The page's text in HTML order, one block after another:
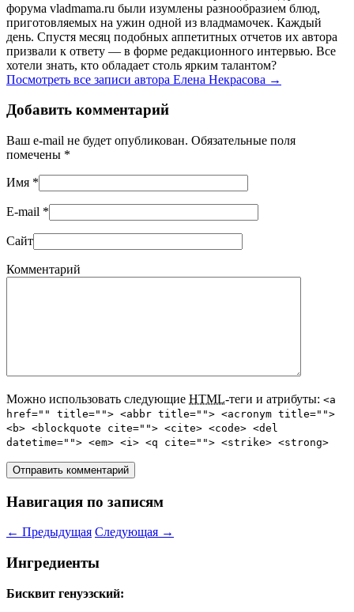
форума vladmama.ru были изумлены разнообразием блюд,
приготовляемых на ужин одной из владмамочек. Каждый
день. Спустя месяц подобных аппетитных отчетов их автора
призвали к ответу — в форме редакционного интервью. Все
хотели знать, кто обладает столь ярким талантом?
Посмотреть все записи автора Елена Некрасова →
Добавить комментарий
Ваш e-mail не будет опубликован. Обязательные поля
помечены *
Имя *
E-mail *
Сайт
Комментарий
Можно использовать следующие HTML-теги и атрибуты: <a
href="" title=""> <abbr title=""> <acronym title="">
<b> <blockquote cite=""> <cite> <code> <del
datetime=""> <em> <i> <q cite=""> <strike> <strong>
Навигация по записям
← Предыдущая Следующая →
Ингредиенты
Бисквит генуэзский: